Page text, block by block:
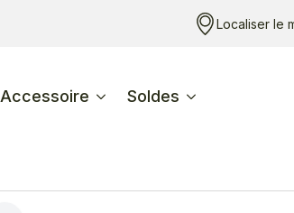
Localiser le
Accessoire Soldes